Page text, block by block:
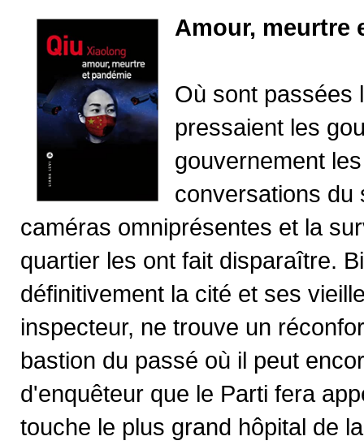
Amour, meurtre
Où sont passées
pressaient les
gouvernement
conversations du
caméras omniprésentes et la
quartier les ont fait disparaître.
définitivement la cité et ses
inspecteur, ne trouve un
bastion du passé où il peut
d'enquêteur que le Parti fera
touche le plus grand hôpital de